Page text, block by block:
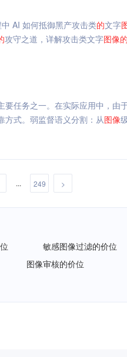
AI 如何抵御黑产攻击类的文字
攻守之道，详解攻击类文字图像的
要任务之一。在实际应用中，由
方式。弱监督语义分割：从图像
... 249 >
敏感图像过滤的价位
图像审核的价位